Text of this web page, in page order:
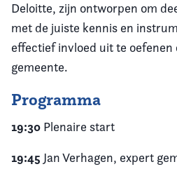
Deloitte, zijn ontworpen om
met de juiste kennis en
effectief invloed uit te oefenen
gemeente.
Programma
19:30 Plenaire start
19:45 Jan Verhagen, expert